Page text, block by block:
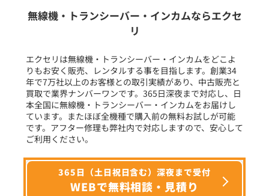
フリーワード入力(製品名等)
選択条件をリセット
無線機・トランシーバー・インカムならエクセ
リ
エクセリは無線機・トランシーバー・インカムをどこよ
りもお安く販売、レンタルする事を目指します。創業34
年で7万社以上のお客様との取引実績があり、中古販売と
買取で業界ナンバーワンです。365日深夜まで対応し、日
本全国に無線機・トランシーバー・インカムをお届けし
ています。またほぼ全機種で購入前の無料お試しが可能
です。アフター修理も弊社内で対応しますので、安心して
ご利用ください。
365日（土日祝日含む）深夜まで受付
WEBで無料相談・見積り